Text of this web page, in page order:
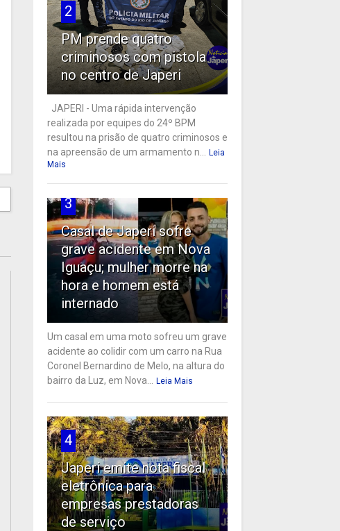
2
PM prende quatro
criminosos com pistola
no centro de Japeri
JAPERI - Uma rápida intervenção
realizada por equipes do 24º BPM
resultou na prisão de quatro criminosos e
na apreensão de um armamento n...
Leia
Mais
3
Casal de Japeri sofre
grave acidente em Nova
Iguaçu; mulher morre na
hora e homem está
internado
Um casal em uma moto sofreu um grave
acidente ao colidir com um carro na Rua
Coronel Bernardino de Melo, na altura do
bairro da Luz, em Nova...
Leia Mais
4
Japeri emite nota fiscal
eletrônica para
empresas prestadoras
de serviço